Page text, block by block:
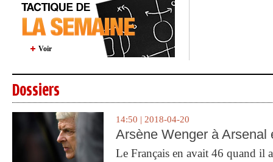
Voir
Dossiers
14:50 | 2018-04-20
Arsène Wenger à Arsenal
Le Français en avait 46 quand il